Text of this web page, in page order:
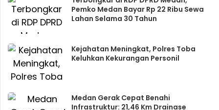
Pemko Medan Bayar Rp 22 Ribu Sewa
Lahan Selama 30 Tahun
Kejahatan Meningkat, Polres Toba
Keluhkan Kekurangan Personil
Medan Gerak Cepat Benahi
Infrastruktur: 21,46 Km Drainase